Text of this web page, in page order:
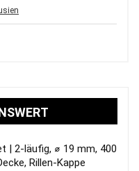
| 2-läufig, ⌀ 19 mm, 400
Rillen-Kappe